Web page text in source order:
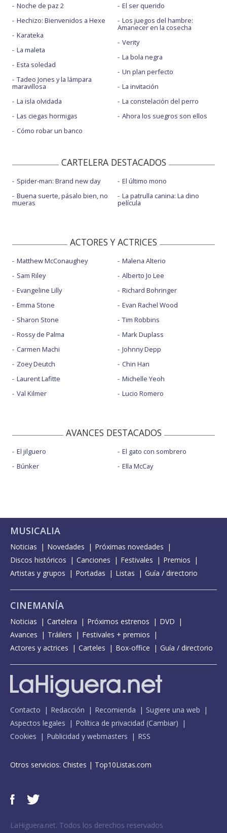
Noche de paz 2
Hechizo: Bienvenidos a Hexe
Karateka
La maleta
Esta soledad
Tadeo Jones y la lámpara
maravillosa
La isla olvidada
Las ciegas hormigas
Cómo robar un banco
El ser querido
Los juegos del hambre:
Amanecer en la cosecha
Verity
La bola negra
Un plan perfecto
La invitación
La constelación del perro
Ahora los suegros son ellos
CARTELERA DESTACADOS
Spider-man: Brand new day
Buena suerte, pásalo bien, no
mueras
El último mono
La patrulla canina: La dino
película
ACTORES Y ACTRICES
Matthew McConaughey
Sam Riley
Evangeline Lilly
Emma Stone
Sharon Stone
Rossy de Palma
Carmen Machi
Zoey Deutch
Laurent Lafitte
Val Kilmer
Malena Alterio
Alberto Jo Lee
Richard Bohringer
Evan Rachel Wood
Tim Robbins
Mark Duplass
Johnny Depp
Chin Han
Michelle Yeoh
Lucio Romero
AVANCES DESTACADOS
El jilguero
Búnker
El gato con sombrero
Ella McCay
MUSICALIA
Noticias Novedades
Próximas novedades
Discos históricos
Canciones Festivales
Premios
Artistas y grupos
Portadas Listas Guía / directorio
CINEMANÍA
Noticias Cartelera Próximos estrenos
DVD
Avances
Tráilers
Festivales + premios
Actores y actrices
Carteles Box-office Guía / directorio
Contacto Redacción Recomienda
Sugiere una web
Aspectos legales
Política de privacidad (Cambiar)
Cookies
Publicidad y webmasters RSS
Otros servicios: Chistes | Top10Listas.com
LaHiguera.net. Todos los derechos reservados